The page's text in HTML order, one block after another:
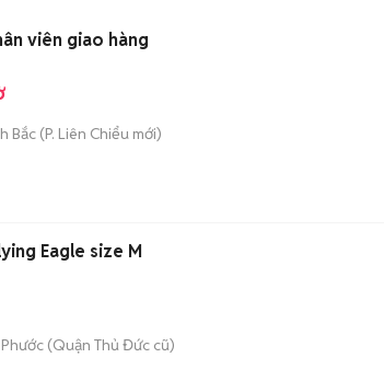
viên giao hàng
Bắc (P. Liên Chiểu mới)
Eagle size M
(Quận Thủ Đức cũ)